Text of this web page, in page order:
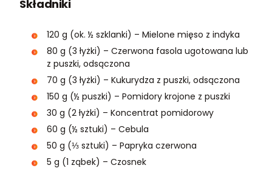
Składniki
120 g (ok. ½ szklanki) – Mielone mięso z indyka
80 g (3 łyżki) – Czerwona fasola ugotowana lub
z puszki, odsączona
70 g (3 łyżki) – Kukurydza z puszki, odsączona
150 g (½ puszki) – Pomidory krojone z puszki
30 g (2 łyżki) – Koncentrat pomidorowy
60 g (½ sztuki) – Cebula
50 g (⅓ sztuki) – Papryka czerwona
5 g (1 ząbek) – Czosnek